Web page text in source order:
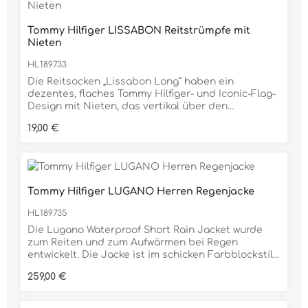
formbeständig und gut sitzend mit guter
Polyester, Polsterung: Polyesterschaumfüllung,
Rückseite: 100 % Baumwolle
Tommy Hilfiger LISSABON Reitstrümpfe mit
Nieten
HL189733
Die Reitsocken „Lissabon Long“ haben ein
dezentes, flaches Tommy Hilfiger- und Iconic-Flag-
Design mit Nieten, das vertikal über den
Streifendetail an den Zehen aufweist. Entworfen
Unterschenkel. Materialfuß: desodorierendes
Regulärer Preis:
19,00 €
Tommy Hilfiger LUGANO Herren Regenjacke
HL189735
Die Lugano Waterproof Short Rain Jacket wurde
zum Reiten und zum Aufwärmen bei Regen
entwickelt. Die Jacke ist im schicken Farbblockstil
Logo, einen aufgedruckten Reißverschluss und
Regulärer Preis:
259,00 €